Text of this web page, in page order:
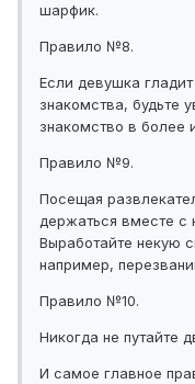
шарфик.
Правило №8.
Если девушка
знакомства, будьте
знакомство в более
Правило №9.
Посещая
держаться вместе с
Выработайте некую
например,
Правило №10.
Никогда не путайте
И самое главное